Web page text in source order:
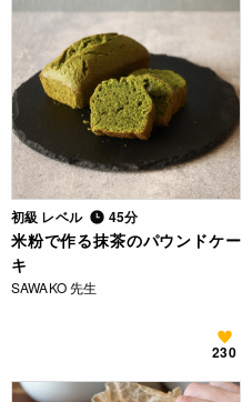
初級 レベル 45分
米粉で作る抹茶のパウンドケー
キ
SAWAKO 先生
230